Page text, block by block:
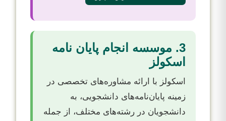
3. موسسه انجام پایان نامه
اسکولز
اسکولز با ارائه مشاوره‌های تخصصی در
زمینه پایان‌نامه‌های دانشجویی، به
دانشجویان در رشته‌های مختلف، از جمله